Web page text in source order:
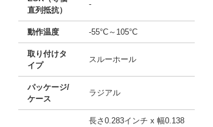
直列抵抗）
-
動作温度 -55°C～105°C
取り付けタ
イプ
スルーホール
パッケージ/
ケース
ラジアル
長さ0.283インチ x 幅0.138